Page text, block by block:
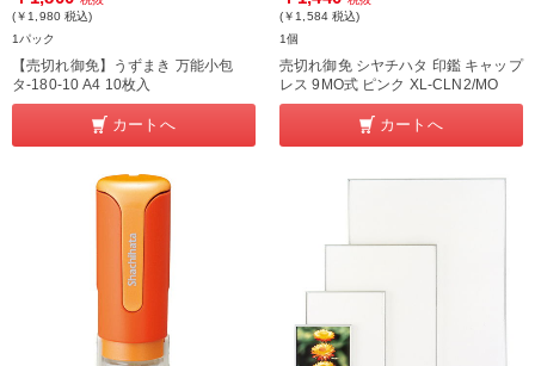
(￥1,980 税込)
1パック
【売切れ御免】うずまき 万能小包
タ-180-10 A4 10枚入
カートへ
(￥1,584 税込)
1個
売切れ御免 シヤチハタ 印鑑 キャップ
レス 9MO式 ピンク XL-CLN2/MO
カートへ